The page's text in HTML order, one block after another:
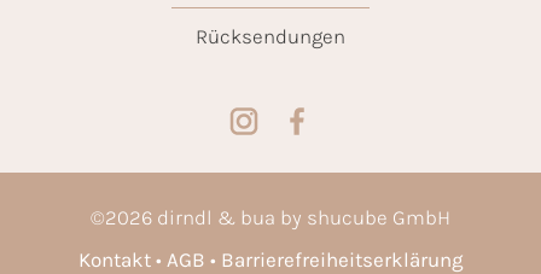
Rücksendungen
©2026 dirndl & bua by shucube GmbH
Kontakt
AGB
Barrierefreiheitserklärung